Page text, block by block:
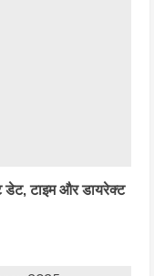
टाइम और डायरेक्ट